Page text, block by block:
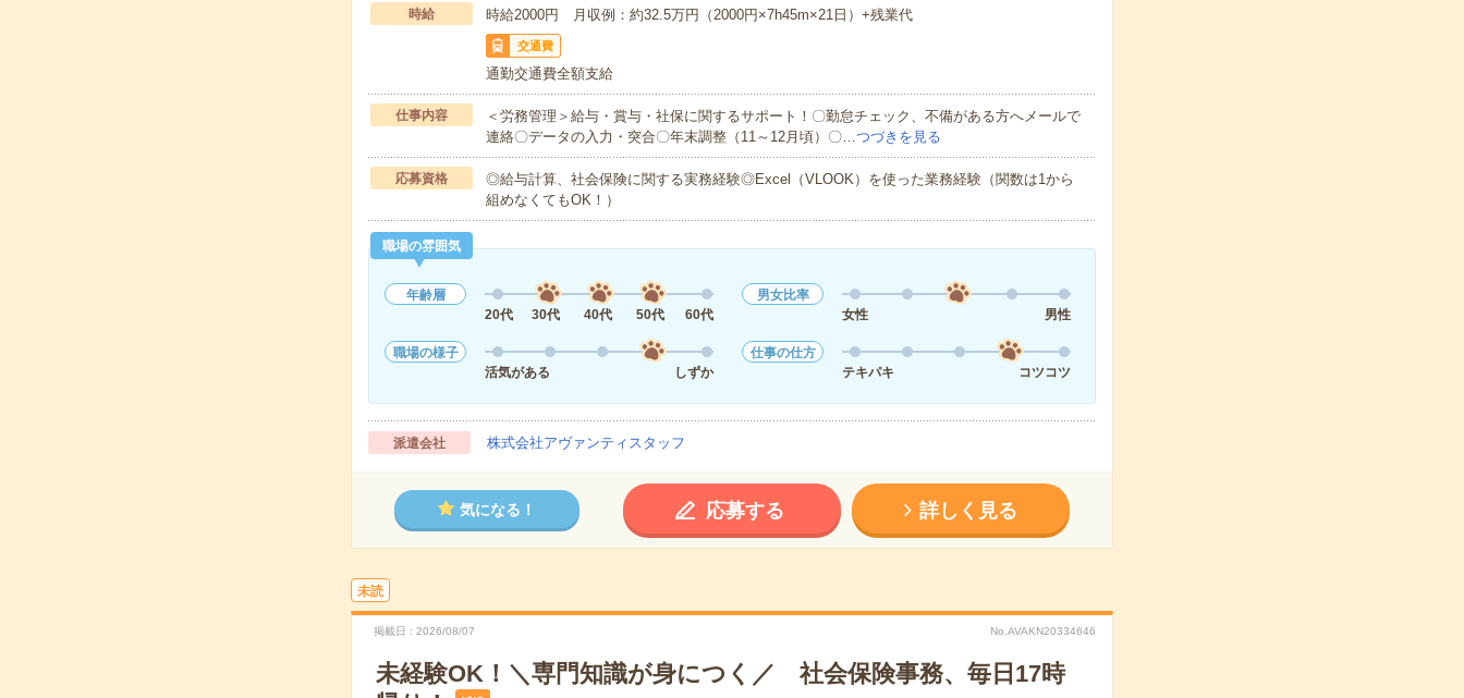
時給 時給2000円 月収例：約32.5万円（2000円×7h45m×21日）+残業代
交通費
通勤交通費全額支給
仕事内容
＜労務管理＞給与・賞与・社保に関するサポート！〇勤怠チェック、不備がある方へメールで
連絡〇データの入力・突合〇年末調整（11～12月頃）〇…つづきを見る
応募資格
◎給与計算、社会保険に関する実務経験◎Excel（VLOOK）を使った業務経験（関数は1から
組めなくてもOK！）
職場の雰囲気
年齢層
20代
30代 40代 50代 60代
男女比率
女性
男性
職場の様子
活気がある
しずか
仕事の仕方
テキパキ
コツコツ
派遣会社 株式会社アヴァンティスタッフ
気になる！ 応募する 詳しく見る
未読
掲載日 2026/08/07 No.AVAKN20334646
未経験OK！＼専門知識が身につく／ 社会保険事務、毎日17時